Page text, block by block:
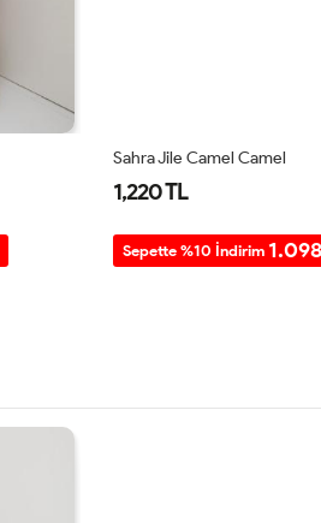
Sahra Jile Camel Camel
1,220 TL
Sepette %10 İndirim